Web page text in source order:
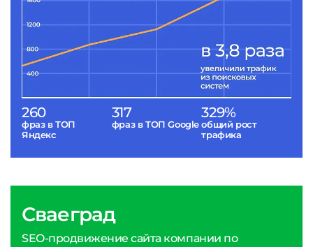
260
фраз в ТОП
Яндекс
317
фраз в ТОП Google
329%
общий рост
трафика
Сваеград
SEO-продвижение сайта компании по